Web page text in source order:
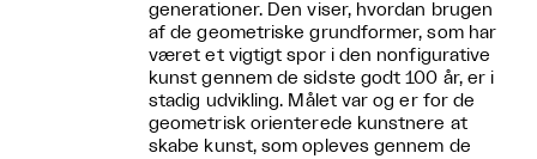
generationer. Den viser, hvordan brugen
af de geometriske grundformer, som har
været et vigtigt spor i den nonfigurative
kunst gennem de sidste godt 100 år, er i
stadig udvikling. Målet var og er for de
geometrisk orienterede kunstnere at
skabe kunst, som opleves gennem de